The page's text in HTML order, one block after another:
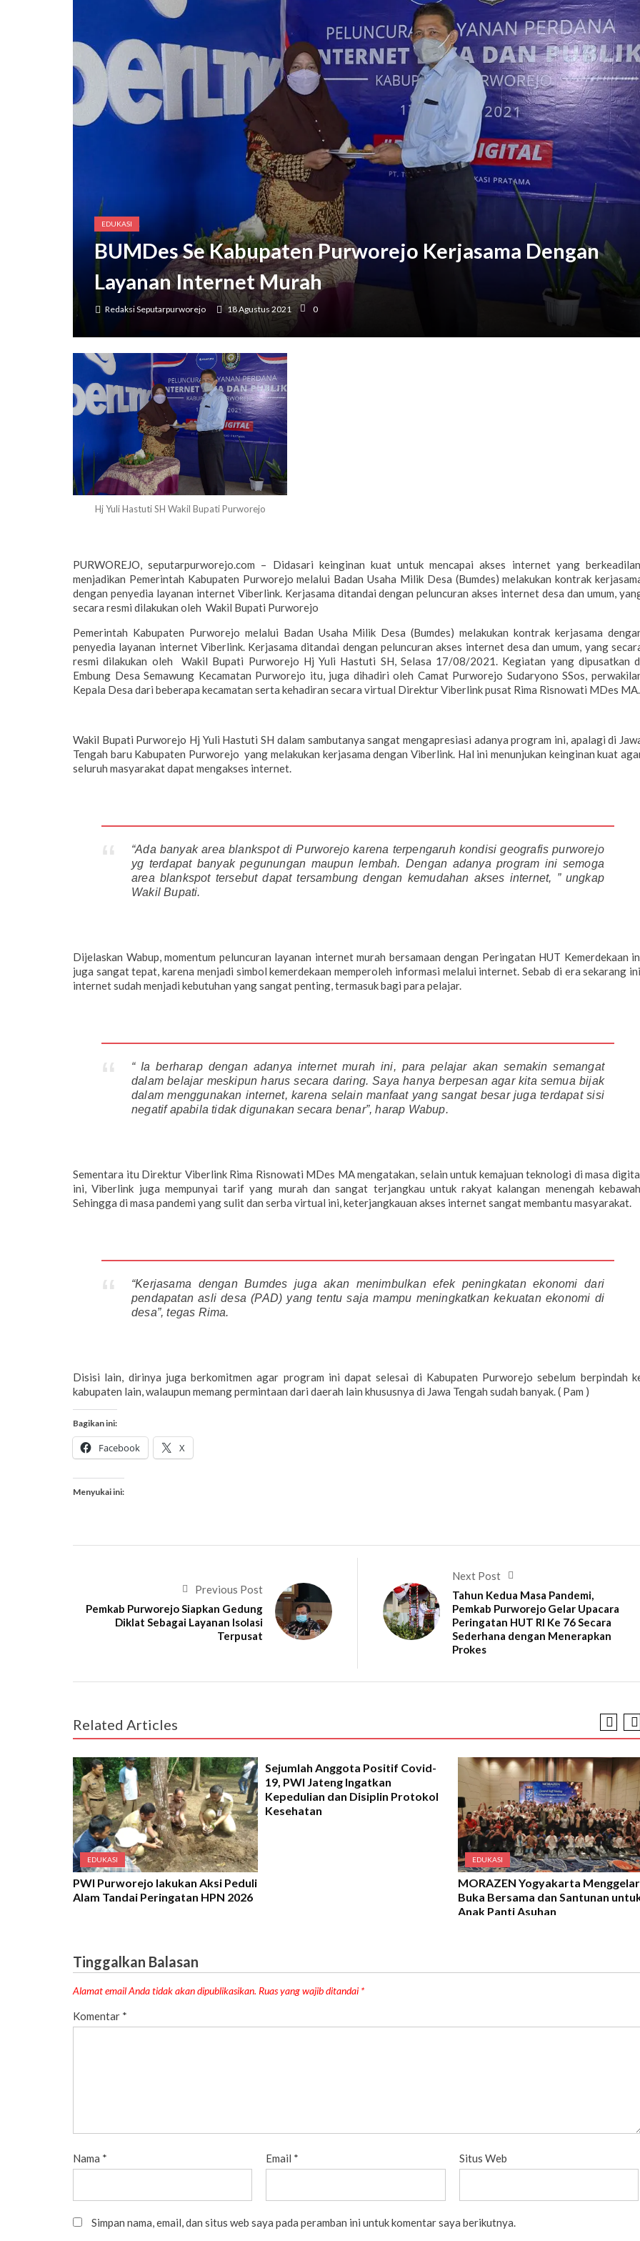
EDUKASI
BUMDes Se Kabupaten Purworejo Kerjasama Dengan
Layanan Internet Murah
Redaksi Seputarpurworejo 18 Agustus 2021 0
Hj Yuli Hastuti SH Wakil Bupati Purworejo
PURWOREJO, seputarpurworejo.com – Didasari keinginan kuat untuk mencapai akses internet yang
menjadikan Pemerintah Kabupaten Purworejo melalui Badan Usaha Milik Desa (Bumdes) melakukan kontrak
dengan penyedia layanan internet Viberlink. Kerjasama ditandai dengan peluncuran akses internet desa dan umum,
secara resmi dilakukan oleh Wakil Bupati Purworejo
Pemerintah Kabupaten Purworejo melalui Badan Usaha Milik Desa (Bumdes) melakukan kontrak kerjasama
penyedia layanan internet Viberlink. Kerjasama ditandai dengan peluncuran akses internet desa dan umum, yang
resmi dilakukan oleh Wakil Bupati Purworejo Hj Yuli Hastuti SH, Selasa 17/08/2021. Kegiatan yang dipusatkan
Embung Desa Semawung Kecamatan Purworejo itu, juga dihadiri oleh Camat Purworejo Sudaryono SSos,
Kepala Desa dari beberapa kecamatan serta kehadiran secara virtual Direktur Viberlink pusat Rima Risnowati MDes MA.
Wakil Bupati Purworejo Hj Yuli Hastuti SH dalam sambutanya sangat mengapresiasi adanya program ini, apalagi di
Tengah baru Kabupaten Purworejo yang melakukan kerjasama dengan Viberlink. Hal ini menunjukan keinginan kuat
seluruh masyarakat dapat mengakses internet.
“Ada banyak area blankspot di Purworejo karena terpengaruh kondisi geografis purworejo
yg terdapat banyak pegunungan maupun lembah. Dengan adanya program ini semoga
area blankspot tersebut dapat tersambung dengan kemudahan akses internet, ” ungkap
Wakil Bupati.
Dijelaskan Wabup, momentum peluncuran layanan internet murah bersamaan dengan Peringatan HUT Kemerdekaan
juga sangat tepat, karena menjadi simbol kemerdekaan memperoleh informasi melalui internet. Sebab di era sekarang
internet sudah menjadi kebutuhan yang sangat penting, termasuk bagi para pelajar.
“ Ia berharap dengan adanya internet murah ini, para pelajar akan semakin semangat
dalam belajar meskipun harus secara daring. Saya hanya berpesan agar kita semua bijak
dalam menggunakan internet, karena selain manfaat yang sangat besar juga terdapat sisi
negatif apabila tidak digunakan secara benar”, harap Wabup.
Sementara itu Direktur Viberlink Rima Risnowati MDes MA mengatakan, selain untuk kemajuan teknologi di masa
ini, Viberlink juga mempunyai tarif yang murah dan sangat terjangkau untuk rakyat kalangan menengah
Sehingga di masa pandemi yang sulit dan serba virtual ini, keterjangkauan akses internet sangat membantu masyarakat.
“Kerjasama dengan Bumdes juga akan menimbulkan efek peningkatan ekonomi dari
pendapatan asli desa (PAD) yang tentu saja mampu meningkatkan kekuatan ekonomi di
desa”, tegas Rima.
Disisi lain, dirinya juga berkomitmen agar program ini dapat selesai di Kabupaten Purworejo sebelum berpindah
kabupaten lain, walaupun memang permintaan dari daerah lain khususnya di Jawa Tengah sudah banyak. ( Pam )
Bagikan ini:
Facebook X
Menyukai ini:
Previous Post
Pemkab Purworejo Siapkan Gedung
Diklat Sebagai Layanan Isolasi
Terpusat
Next Post
Tahun Kedua Masa Pandemi,
Pemkab Purworejo Gelar Upacara
Peringatan HUT RI Ke 76 Secara
Sederhana dengan Menerapkan
Prokes
Related Articles
EDUKASI
PWI Purworejo lakukan Aksi Peduli
Alam Tandai Peringatan HPN 2026
Sejumlah Anggota Positif Covid-
19, PWI Jateng Ingatkan
Kepedulian dan Disiplin Protokol
Kesehatan
EDUKASI
MORAZEN Yogyakarta Menggelar
Buka Bersama dan Santunan
Anak Panti Asuhan
Tinggalkan Balasan
Alamat email Anda tidak akan dipublikasikan. Ruas yang wajib ditandai *
Komentar *
Nama * Email * Situs Web
Simpan nama, email, dan situs web saya pada peramban ini untuk komentar saya berikutnya.